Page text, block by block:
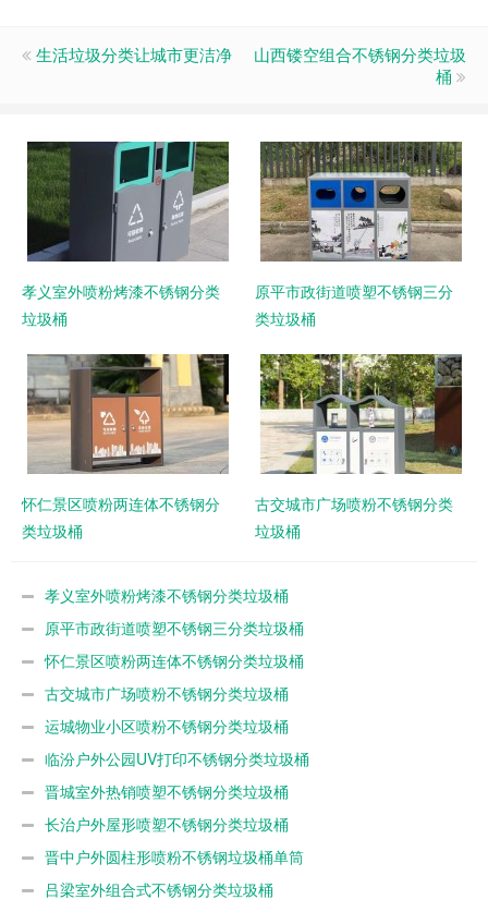
生活垃圾分类让城市更洁净
山西镂空组合不锈钢分类垃圾
桶
孝义室外喷粉烤漆不锈钢分类
垃圾桶
原平市政街道喷塑不锈钢三分
类垃圾桶
怀仁景区喷粉两连体不锈钢分
类垃圾桶
古交城市广场喷粉不锈钢分类
垃圾桶
孝义室外喷粉烤漆不锈钢分类垃圾桶
原平市政街道喷塑不锈钢三分类垃圾桶
怀仁景区喷粉两连体不锈钢分类垃圾桶
古交城市广场喷粉不锈钢分类垃圾桶
运城物业小区喷粉不锈钢分类垃圾桶
临汾户外公园UV打印不锈钢分类垃圾桶
晋城室外热销喷塑不锈钢分类垃圾桶
长治户外屋形喷塑不锈钢分类垃圾桶
晋中户外圆柱形喷粉不锈钢垃圾桶单筒
吕梁室外组合式不锈钢分类垃圾桶